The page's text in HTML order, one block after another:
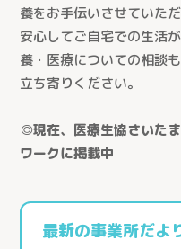
養をお手伝いさせていただ
安心してご自宅での生活
養・医療についての相談
立ち寄りください。
◎現在、医療生協さいた
ワークに掲載中
最新の事業所だよ